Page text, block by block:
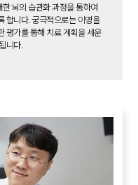
뇌의 습관화 과정을 통하여
합니다. 궁극적으로는 이명을
평가를 통해 치료 계획을 세운
니다.